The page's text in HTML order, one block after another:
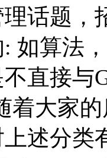
话题，
如算法
直接与
着大家
述分类